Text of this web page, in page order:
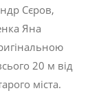
Сєров,
Яна
20 м від
міста.